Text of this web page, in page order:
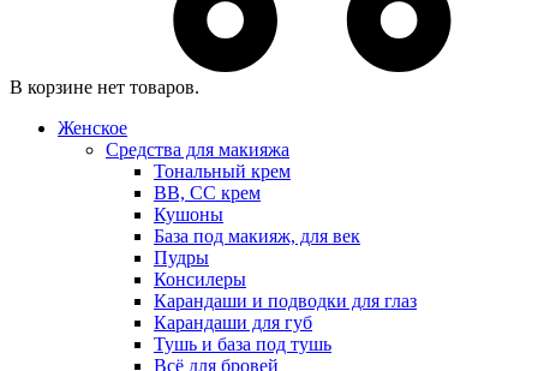
В корзине нет товаров.
Женское
Средства для макияжа
Тональный крем
BB, CC крем
Кушоны
База под макияж, для век
Пудры
Консилеры
Карандаши и подводки для глаз
Карандаши для губ
Тушь и база под тушь
Всё для бровей